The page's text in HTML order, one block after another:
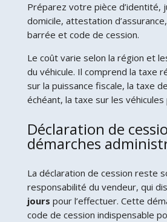
Préparez votre pièce d’identité,
domicile, attestation
barrée et code de cession.
Le coût varie selon la région et
du véhicule. Il comprend la taxe
sur la puissance fiscale, la taxe
échéant, la taxe sur les véhicules
Déclaration de
démarches
La déclaration de cession reste
responsabilité du vendeur, qui
jours pour l’effectuer. Cette
code de cession indispensable